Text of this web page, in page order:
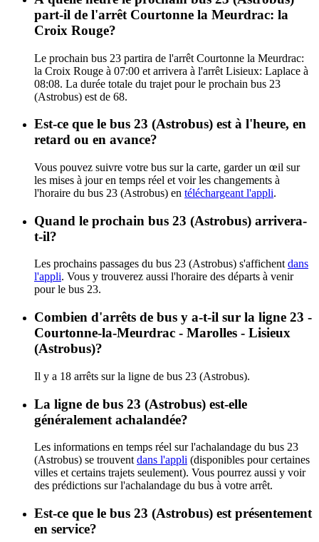
part-il de l'arrêt Courtonne la Meurdrac: la
Croix Rouge?
Le prochain bus 23 partira de l'arrêt Courtonne la Meurdrac:
la Croix Rouge à 07:00 et arrivera à l'arrêt Lisieux: Laplace à
08:08. La durée totale du trajet pour le prochain bus 23
(Astrobus) est de 68.
Est-ce que le bus 23 (Astrobus) est à l'heure, en
retard ou en avance?
Vous pouvez suivre votre bus sur la carte, garder un œil sur
les mises à jour en temps réel et voir les changements à
l'horaire du bus 23 (Astrobus) en téléchargeant l'appli.
Quand le prochain bus 23 (Astrobus) arrivera-
t-il?
Les prochains passages du bus 23 (Astrobus) s'affichent dans
l'appli. Vous y trouverez aussi l'horaire des départs à venir
pour le bus 23.
Combien d'arrêts de bus y a-t-il sur la ligne 23 -
Courtonne-la-Meurdrac - Marolles - Lisieux
(Astrobus)?
Il y a 18 arrêts sur la ligne de bus 23 (Astrobus).
La ligne de bus 23 (Astrobus) est-elle
généralement achalandée?
Les informations en temps réel sur l'achalandage du bus 23
(Astrobus) se trouvent dans l'appli (disponibles pour certaines
villes et certains trajets seulement). Vous pourrez aussi y voir
des prédictions sur l'achalandage du bus à votre arrêt.
Est-ce que le bus 23 (Astrobus) est présentement
en service?